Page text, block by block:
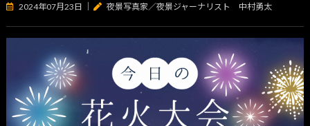
2024年07月23日 夜景写真家／夜景ジャーナリスト 中村勇太